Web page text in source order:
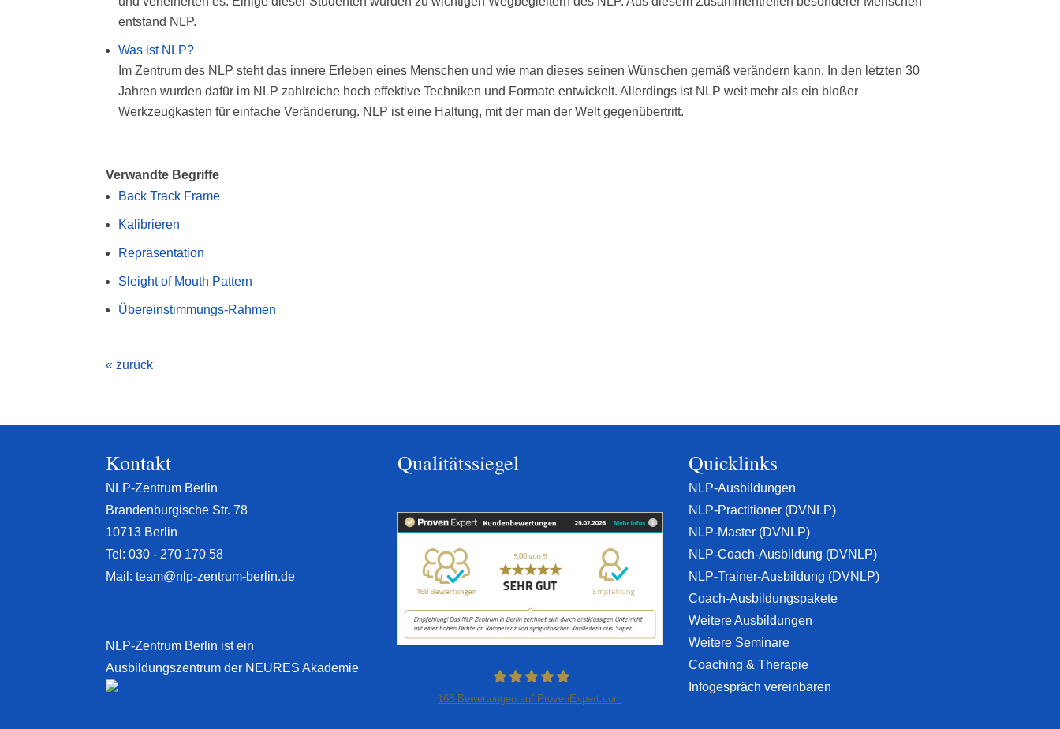
entstand NLP.
Was ist NLP?
Im Zentrum des NLP steht das innere Erleben eines Menschen und wie man dieses seinen Wünschen gemäß verändern kann. In den letzten 30
Jahren wurden dafür im NLP zahlreiche hoch effektive Techniken und Formate entwickelt. Allerdings ist NLP weit mehr als ein bloßer
Werkzeugkasten für einfache Veränderung. NLP ist eine Haltung, mit der man der Welt gegenübertritt.
Verwandte Begriffe
Back Track Frame
Kalibrieren
Repräsentation
Sleight of Mouth Pattern
Übereinstimmungs-Rahmen
« zurück
Kontakt
NLP-Zentrum Berlin
Brandenburgische Str. 78
10713 Berlin
Tel:030 - 270 170 58
Mail:team@nlp-zentrum-berlin.de
NLP-Zentrum Berlin ist ein
Ausbildungszentrum der NEURES Akademie
Qualitätssiegel
168Bewertungen auf ProvenExpert.com
Quicklinks
NLP-Ausbildungen
NLP-Practitioner (DVNLP)
NLP-Master (DVNLP)
NLP-Coach-Ausbildung (DVNLP)
NLP-Trainer-Ausbildung (DVNLP)
Coach-Ausbildungspakete
Weitere Ausbildungen
Weitere Seminare
Coaching & Therapie
Infogespräch vereinbaren